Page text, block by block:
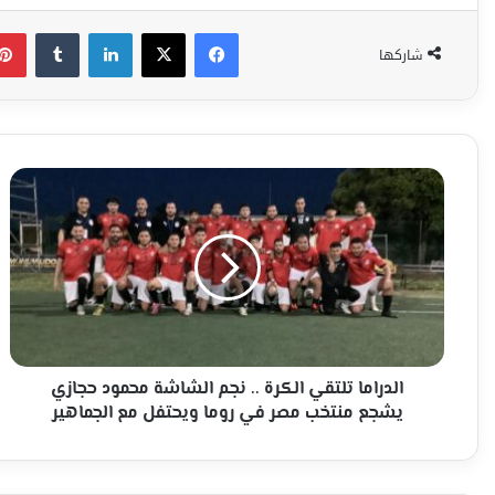
شاركها
فيسبوك‫X لينكدإن
الدراما
تلتقي
الكرة
..
نجم
الشاشة
محمود
يشجع
روما
الدراما تلتقي الكرة .. نجم الشاشة محمود حجازي
يشجع منتخب مصر في روما ويحتفل مع الجماهير